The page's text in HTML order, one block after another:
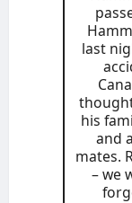
last
his
and
mates.
– we